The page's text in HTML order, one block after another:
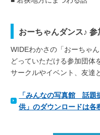
おーちゃんダンス♪ 参
WIDEわかさの「おーちゃ
どっていただける参加団体
サークルやイベント、友
「みんなの写真館 話題
供」のダウンロードは各